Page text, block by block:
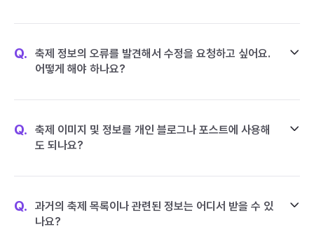
Q.
축제 정보의 오류를 발견해서 수정을 요청하고 싶어요.
어떻게 해야 하나요?
Q.
축제 이미지 및 정보를 개인 블로그나 포스트에 사용해
도 되나요?
Q.
과거의 축제 목록이나 관련된 정보는 어디서 받을 수 있
나요?